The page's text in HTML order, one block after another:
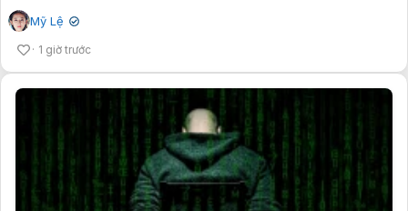
Mỹ Lệ ✔
1 giờ trước